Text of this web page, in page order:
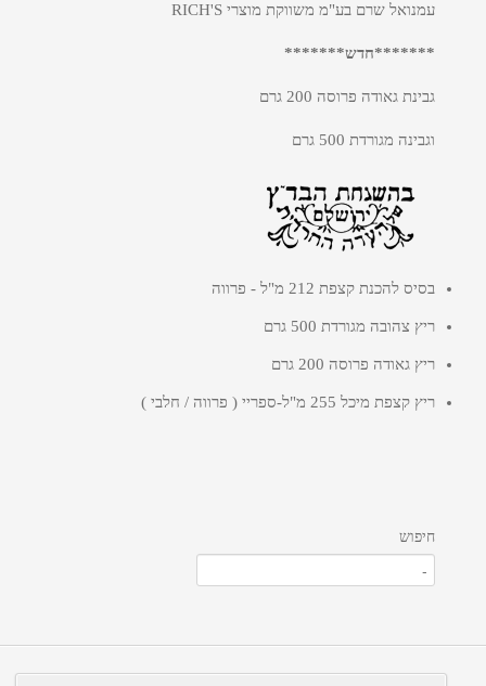
עמנואל שרם בע"מ משווקת מוצרי RICH'S
*******חדש*******
גבינת גאודה פרוסה 200 גרם
וגבינה מגורדת 500 גרם
בסיס להכנת קצפת 212 מ"ל - פרווה
ריץ צהובה מגורדת 500 גרם
ריץ גאודה פרוסה 200 גרם
ריץ קצפת מיכל 255 מ"ל-ספריי ( פרווה / חלבי )
חיפוש